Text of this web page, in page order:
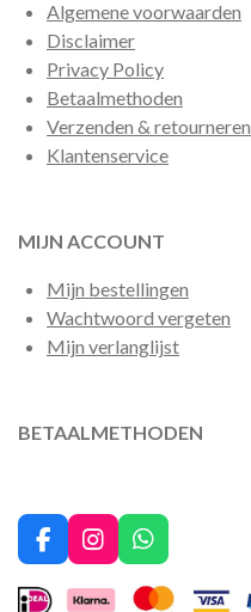
Algemene voorwaarden
Disclaimer
Privacy Policy
Betaalmethoden
Verzenden & retourneren
Klantenservice
MIJN ACCOUNT
Mijn bestellingen
Wachtwoord vergeten
Mijn verlanglijst
BETAALMETHODEN
F
a
c
I
n
s
W
h
a